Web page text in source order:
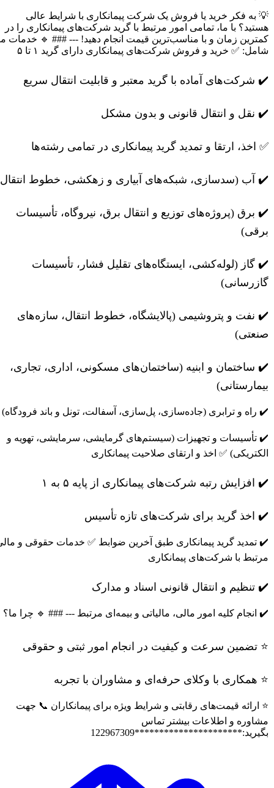
💡 به فکر خرید یا فروش یک شرکت پیمانکاری با شرایط عالی
هستید؟ با ما، تمامی امور مرتبط با گرید شرکت‌های پیمانکاری را در
کمترین زمان و با مناسب‌ترین قیمت انجام دهید! --- ### 🔹 خدمات ما
شامل: ✅ خرید و فروش شرکت‌های پیمانکاری دارای گرید ۱ تا ۵
✔️ شرکت‌های آماده با گرید معتبر و قابلیت انتقال سریع
✔️ نقل و انتقال قانونی و بدون مشکل
✅ اخذ، ارتقا و تمدید گرید پیمانکاری در تمامی رشته‌ها
✔️ آب (سدسازی، شبکه‌های آبیاری و زهکشی، خطوط انتقال)
✔️ برق (پروژه‌های توزیع و انتقال برق، نیروگاه، تأسیسات
برقی)
✔️ گاز (لوله‌کشی، ایستگاه‌های تقلیل فشار، تأسیسات
گازرسانی)
✔️ نفت و پتروشیمی (پالایشگاه، خطوط انتقال، سازه‌های
صنعتی)
✔️ ساختمان و ابنیه (ساختمان‌های مسکونی، اداری، تجاری،
بیمارستانی)
✔️ راه و ترابری (جاده‌سازی، پل‌سازی، آسفالت، تونل و باند فرودگاه)
✔️ تأسیسات و تجهیزات (سیستم‌های گرمایشی، سرمایشی، تهویه و
الکتریکی) ✅ اخذ و ارتقای صلاحیت پیمانکاری
✔️ افزایش رتبه شرکت‌های پیمانکاری از پایه ۵ به ۱
✔️ اخذ گرید برای شرکت‌های تازه تأسیس
✔️ تمدید گرید پیمانکاری طبق آخرین ضوابط ✅ خدمات حقوقی و مالی
مرتبط با شرکت‌های پیمانکاری
✔️ تنظیم و انتقال قانونی اسناد و مدارک
✔️ انجام کلیه امور مالی، مالیاتی و بیمه‌ای مرتبط --- ### 🔹 چرا ما؟
⭐️ تضمین سرعت و کیفیت در انجام امور ثبتی و حقوقی
⭐️ همکاری با وکلای حرفه‌ای و مشاوران با تجربه
⭐️ ارائه قیمت‌های رقابتی و شرایط ویژه برای پیمانکاران 📞 جهت
مشاوره و اطلاعات بیشتر تماس
بگیرید:**********************122967309